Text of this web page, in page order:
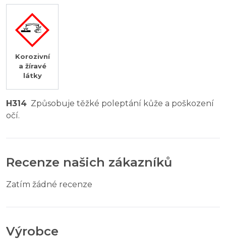
Korozivní
a žíravé
látky
H314 Způsobuje těžké poleptání kůže a poškození
očí.
Recenze našich zákazníků
Zatím žádné recenze
Výrobce